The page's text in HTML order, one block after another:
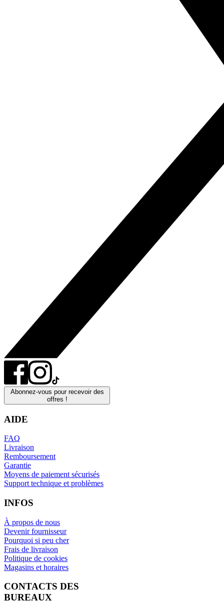
Abonnez-vous pour recevoir des
offres !
AIDE
FAQ
Livraison
Remboursement
Garantie
Moyens de paiement sécurisés
Support technique et problèmes
INFOS
À propos de nous
Devenir fournisseur
Pourquoi si peu cher
Frais de livraison
Politique de cookies
Magasins et horaires
CONTACTS DES
BUREAUX